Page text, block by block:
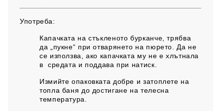
Употреба:
Капачката на стъкленото бурканче, трябва
да „пукне“ при отварянето на пюрето. Да не
се използва, ако капачката му не е хлътнала
в средата и поддава при натиск.
Измийте опаковката добре и затоплете на
топла баня до достигане на телесна
температура.